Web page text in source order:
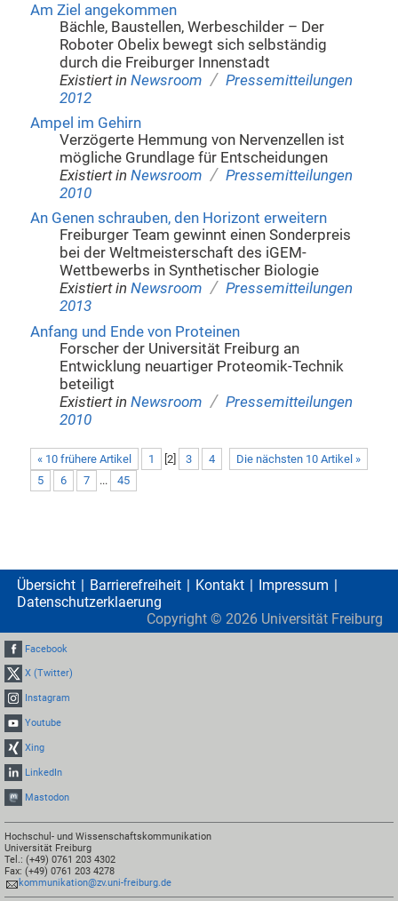
Am Ziel angekommen
Bächle, Baustellen, Werbeschilder – Der
Roboter Obelix bewegt sich selbständig
durch die Freiburger Innenstadt
Existiert in Newsroom / Pressemitteilungen
2012
Ampel im Gehirn
Verzögerte Hemmung von Nervenzellen ist
mögliche Grundlage für Entscheidungen
Existiert in Newsroom / Pressemitteilungen
2010
An Genen schrauben, den Horizont erweitern
Freiburger Team gewinnt einen Sonderpreis
bei der Weltmeisterschaft des iGEM-
Wettbewerbs in Synthetischer Biologie
Existiert in Newsroom / Pressemitteilungen
2013
Anfang und Ende von Proteinen
Forscher der Universität Freiburg an
Entwicklung neuartiger Proteomik-Technik
beteiligt
Existiert in Newsroom / Pressemitteilungen
2010
« 10 frühere Artikel Die nächsten 10 Artikel »
1 2] 3
4
5
6 7 ... 45
Übersicht Barrierefreiheit Kontakt
Impressum
Datenschutzerklaerung
Copyright © 2026 Universität Freiburg
Facebook
X (Twitter)
Instagram
Youtube
Xing
LinkedIn
Mastodon
Hochschul- und Wissenschaftskommunikation
Universität Freiburg
Tel.: (+49) 0761 203 4302
Fax: (+49) 0761 203 4278
kommunikation@zv.uni-freiburg.de